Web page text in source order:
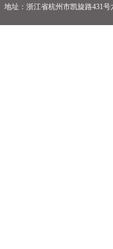
地址：浙江省杭州市凯旋路431号